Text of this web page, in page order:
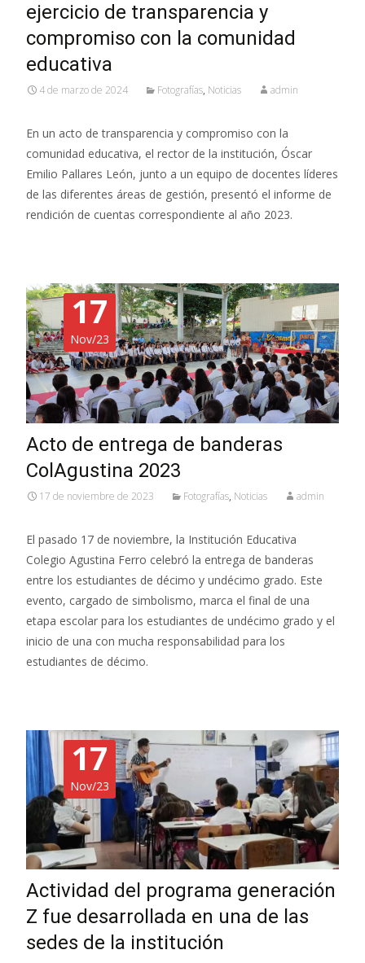
ejercicio de transparencia y
compromiso con la comunidad
educativa
4 de marzo de 2024 Fotografías, Noticias admin
En un acto de transparencia y compromiso con la
comunidad educativa, el rector de la institución, Óscar
Emilio Pallares León, junto a un equipo de docentes líderes
de las diferentes áreas de gestión, presentó el informe de
rendición de cuentas correspondiente al año 2023.
17
Nov/23
Acto de entrega de banderas
ColAgustina 2023
17 de noviembre de 2023 Fotografías, Noticias admin
El pasado 17 de noviembre, la Institución Educativa
Colegio Agustina Ferro celebró la entrega de banderas
entre los estudiantes de décimo y undécimo grado. Este
evento, cargado de simbolismo, marca el final de una
etapa escolar para los estudiantes de undécimo grado y el
inicio de una con mucha responsabilidad para los
estudiantes de décimo.
17
Nov/23
Actividad del programa generación
Z fue desarrollada en una de las
sedes de la institución